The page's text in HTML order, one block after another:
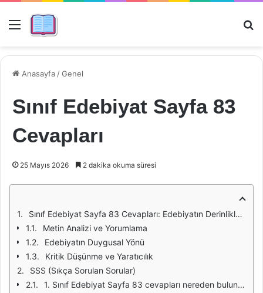
Menü
Anasayfa /Genel
Sınıf Edebiyat Sayfa 83
Cevapları
25 Mayıs 2026 2 dakika okuma süresi
Sınıf Edebiyat Sayfa 83 Cevapları: Edebiyatın Derinliklerine Yolculuk
Metin Analizi ve Yorumlama
Edebiyatın Duygusal Yönü
Kritik Düşünme ve Yaratıcılık
SSS (Sıkça Sorulan Sorular)
1. Sınıf Edebiyat Sayfa 83 cevapları nereden bulunabilir?